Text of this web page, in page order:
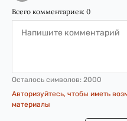
Всего комментариев: 0
Осталось символов: 2000
Авторизуйтесь, чтобы иметь
материалы